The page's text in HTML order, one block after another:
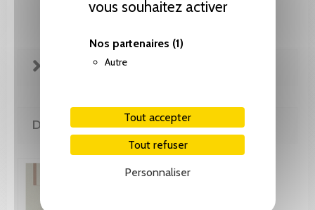
vous souhaitez activer
Nos partenaires (1)
Autre
Tout accepter
Tout refuser
Personnaliser
FICHE TECHNIQUE
DE LA MÊME COLLECTION